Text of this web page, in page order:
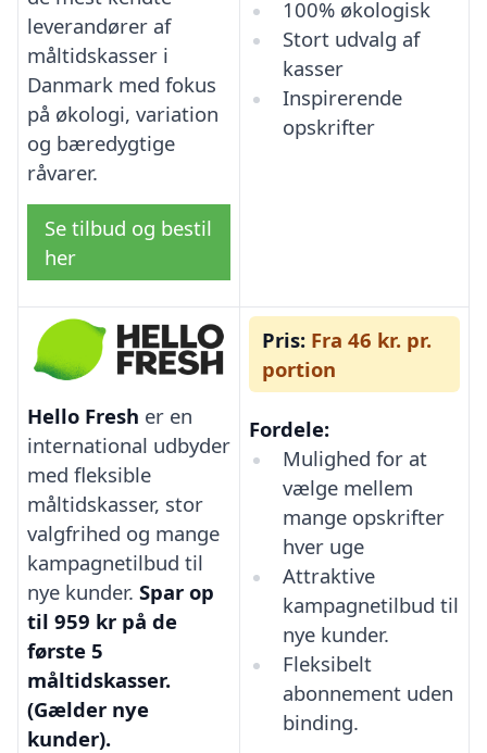
leverandører af
måltidskasser i
Danmark med fokus
på økologi, variation
og bæredygtige
råvarer.
Se tilbud og bestil
her
100% økologisk
Stort udvalg af
kasser
Inspirerende
opskrifter
Hello Fresh er en
international udbyder
med fleksible
måltidskasser, stor
valgfrihed og mange
kampagnetilbud til
nye kunder. Spar op
til 959 kr på de
første 5
måltidskasser.
(Gælder nye
kunder).
Pris: Fra 46 kr. pr.
portion
Fordele:
Mulighed for at
vælge mellem
mange opskrifter
hver uge
Attraktive
kampagnetilbud til
nye kunder.
Fleksibelt
abonnement uden
binding.